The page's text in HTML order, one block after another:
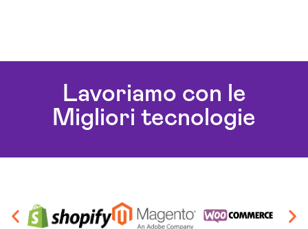
Lavoriamo con le
Migliori tecnologie